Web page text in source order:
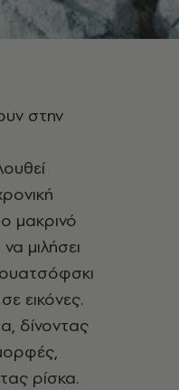
στην
μακρινό
μιλήσει
εικόνες.
δίνοντας
ρίσκα.